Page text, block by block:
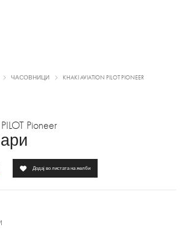
ЧАСОВНИЦИ KHAKI AVIATION PILOT PIONEER
Pioneer
Додај во листата на желби